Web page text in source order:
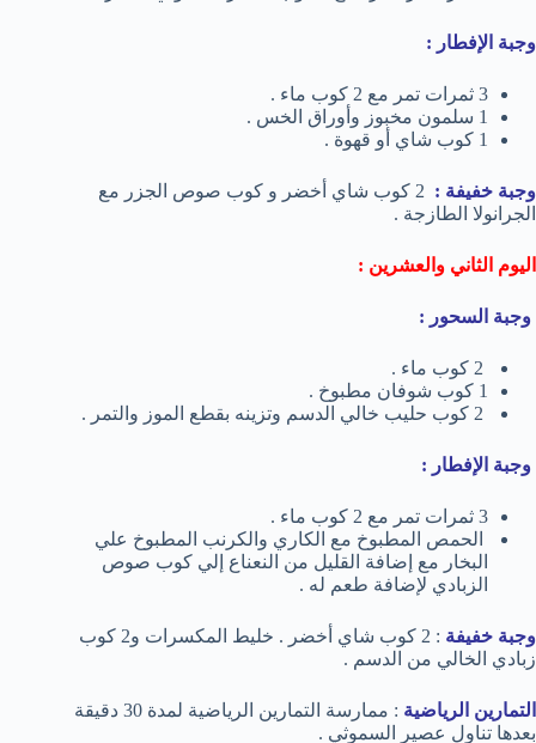
وجبة الإفطار :
3 ثمرات تمر مع 2 كوب ماء .
1 سلمون مخبوز وأوراق الخس .
1 كوب شاي أو قهوة .
وجبة خفيفة :
2 كوب شاي أخضر و كوب صوص الجزر مع
الجرانولا الطازجة .
اليوم الثاني والعشرين :
وجبة السحور :
1 كوب شوفان مطبوخ .
وجبة الإفطار :
3 ثمرات تمر مع 2 كوب ماء .
الحمص المطبوخ مع الكاري والكرنب المطبوخ علي
البخار مع إضافة القليل من النعناع إلي كوب صوص
الزبادي لإضافة طعم له .
وجبة خفيفة
: 2 كوب شاي أخضر . خليط المكسرات و2 كوب
زبادي الخالي من الدسم .
التمارين الرياضية
: ممارسة التمارين الرياضية لمدة 30 دقيقة
بعدها تناول عصير السموثي .